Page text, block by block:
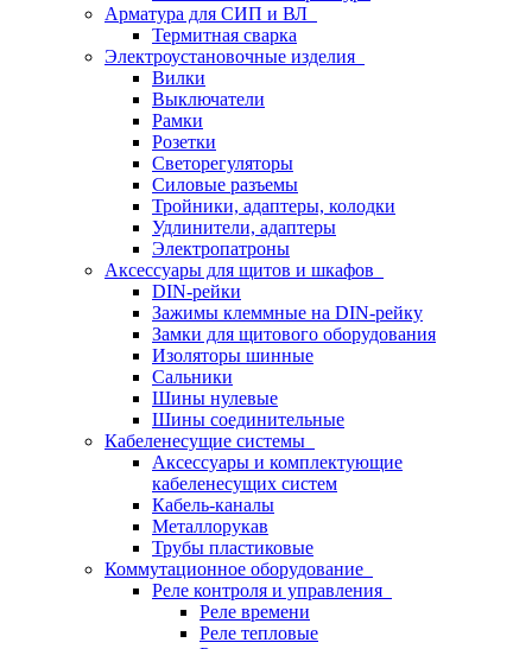
Арматура для СИП и ВЛ
Термитная сварка
Электроустановочные изделия
Вилки
Выключатели
Рамки
Розетки
Светорегуляторы
Силовые разъемы
Тройники, адаптеры, колодки
Удлинители, адаптеры
Электропатроны
Аксессуары для щитов и шкафов
DIN-рейки
Зажимы клеммные на DIN-рейку
Замки для щитового оборудования
Изоляторы шинные
Сальники
Шины нулевые
Шины соединительные
Кабеленесущие системы
Аксессуары и комплектующие
кабеленесущих систем
Кабель-каналы
Металлорукав
Трубы пластиковые
Коммутационное оборудование
Реле контроля и управления
Реле времени
Реле тепловые